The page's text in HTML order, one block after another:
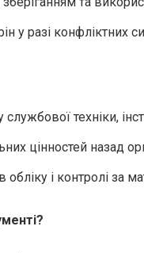
у разі конфліктних
службової техніки,
цінностей назад
і контролі за